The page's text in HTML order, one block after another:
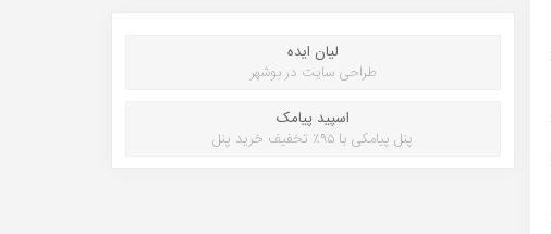
لیان ایده
طراحی سایت در بوشهر
اسپید پیامک
پنل پیامکی با ۹۵٪ تخفیف خرید پنل